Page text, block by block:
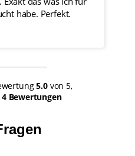
Perfekt.
5.0von 5,
4 Bewertungen